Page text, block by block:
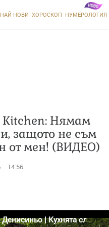
НАЙ-НОВИ ХОРОСКОП НУМЕРОЛОГИЯ
Kitchen: Нямам
защото не съм
от мен! (ВИДЕО)
14:56